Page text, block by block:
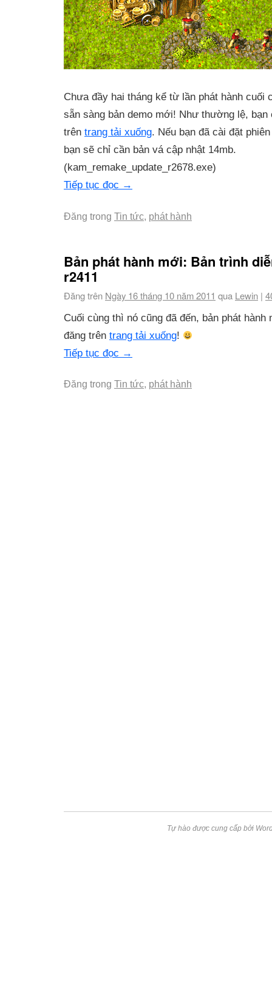
Chưa đầy hai tháng kể từ lần phát hành cuối
sẵn sàng bản demo mới! Như thường lệ, bạn
trên trang tải xuống. Nếu bạn đã cài đặt
bạn sẽ chỉ cần bản vá cập nhật 14mb.
(kam_remake_update_r2678.exe)
Tiếp tục đọc →
Đăng trong Tin tức, phát hành
Bản phát hành mới: Bản trình
r2411
Đăng trên Ngày 16 tháng 10 năm 2011 qua Lewin |
Cuối cùng thì nó cũng đã đến, bản phát
đăng trên trang tải xuống!
Tiếp tục đọc →
Đăng trong Tin tức, phát hành
Tự hào được cung cấp bởi